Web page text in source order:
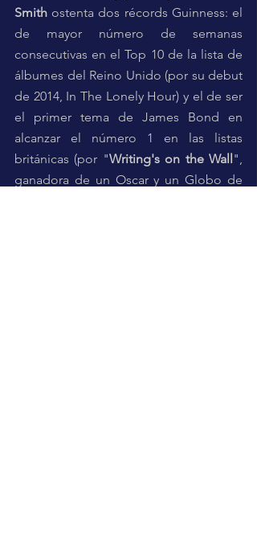
Smith ostenta dos récords Guinness: el
de mayor número de semanas
consecutivas en el Top 10 de la lista de
álbumes del Reino Unido (por su debut
de 2014, In The Lonely Hour) y el de ser
el primer tema de James Bond en
alcanzar el número 1 en las listas
británicas (por "Writing's on the Wall",
ganadora de un Oscar y un Globo de